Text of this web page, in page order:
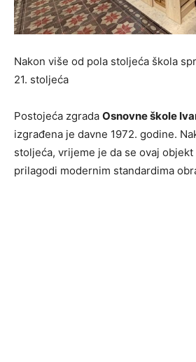
Nakon više od pola stoljeća škola
21. stoljeća
Postojeća zgrada Osnovne škole
izgrađena je davne 1972. godine.
stoljeća, vrijeme je da se ovaj
prilagodi modernim standardima